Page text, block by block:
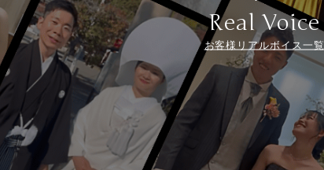
Real Voice
お客様リアルボイス一覧